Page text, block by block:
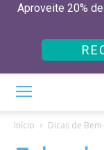
Início Dicas de
Aproveite 20%